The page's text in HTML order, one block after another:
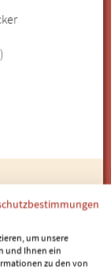
17
um unsere
und Ihnen ein
zu den von